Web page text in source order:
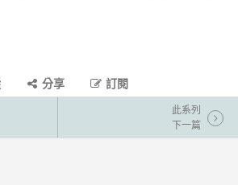
分享 訂閱
此系列
下一篇